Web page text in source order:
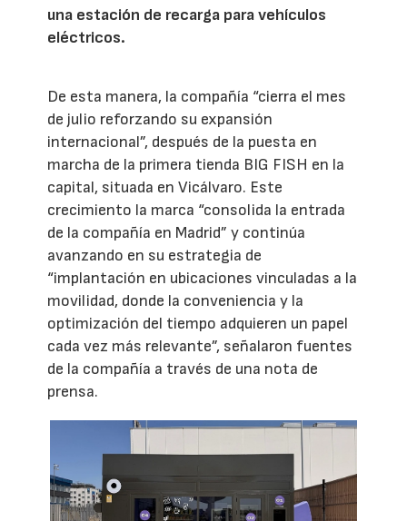
una estación de recarga para vehículos
eléctricos.
De esta manera, la compañía “cierra el mes
de julio reforzando su expansión
internacional”, después de la puesta en
marcha de la primera tienda BIG FISH en la
capital, situada en Vicálvaro. Este
crecimiento la marca “consolida la entrada
de la compañía en Madrid” y continúa
avanzando en su estrategia de
“implantación en ubicaciones vinculadas a la
movilidad, donde la conveniencia y la
optimización del tiempo adquieren un papel
cada vez más relevante”, señalaron fuentes
de la compañía a través de una nota de
prensa.